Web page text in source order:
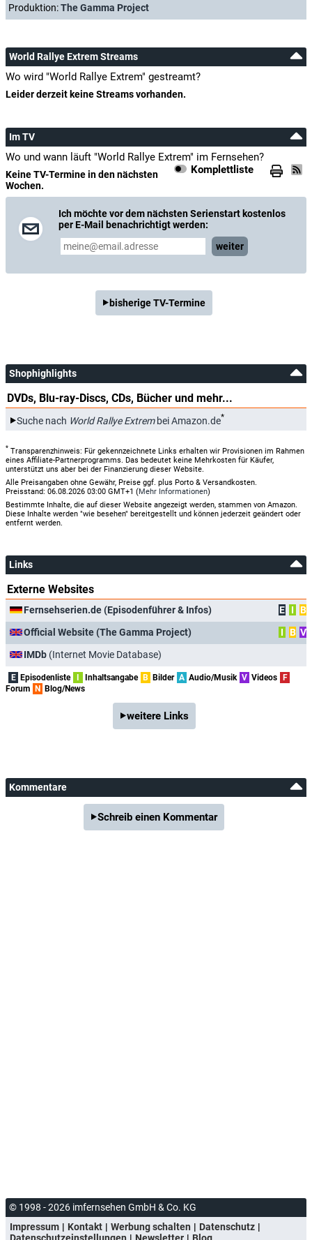
Produktion:The Gamma Project
World Rallye Extrem Streams
Wo wird "World Rallye Extrem" gestreamt?
Leider derzeit keine Streams vorhanden.
Im TV
Wo und wann läuft "World Rallye Extrem" im Fernsehen?
Komplettliste
Keine TV-Termine in den nächsten
Wochen.
Ich möchte vor dem nächsten Serienstart kostenlos
per E-Mail benachrichtigt werden:
weiter
bisherige TV-Termine
Shophighlights
DVDs, Blu-ray-Discs, CDs, Bücher und mehr...
Suche nach World Rallye Extrembei Amazon.de*
* Transparenzhinweis: Für gekennzeichnete Links erhalten wir Provisionen im Rahmen
eines Affiliate-Partnerprogramms. Das bedeutet keine Mehrkosten für Käufer,
unterstützt uns aber bei der Finanzierung dieser Website.
Alle Preisangaben ohne Gewähr, Preise ggf. plus Porto & Versandkosten.
Preisstand: 06.08.2026 03:00 GMT+1 (Mehr Informationen)
Bestimmte Inhalte, die auf dieser Website angezeigt werden, stammen von Amazon.
Diese Inhalte werden "wie besehen" bereitgestellt und können jederzeit geändert oder
entfernt werden.
Links
Externe Websites
Fernsehserien.de (Episodenführer & Infos) E I
B
Official Website (The Gamma Project)
I B V
IMDb (Internet Movie Database)
E Episodenliste I Inhaltsangabe B Bilder A Audio/Musik V Videos F
Forum N Blog/News
weitere Links
Kommentare
Schreib einen Kommentar
© 1998 - 2026 imfernsehen GmbH & Co. KG
Impressum
Kontakt Werbung schalten
Datenschutz